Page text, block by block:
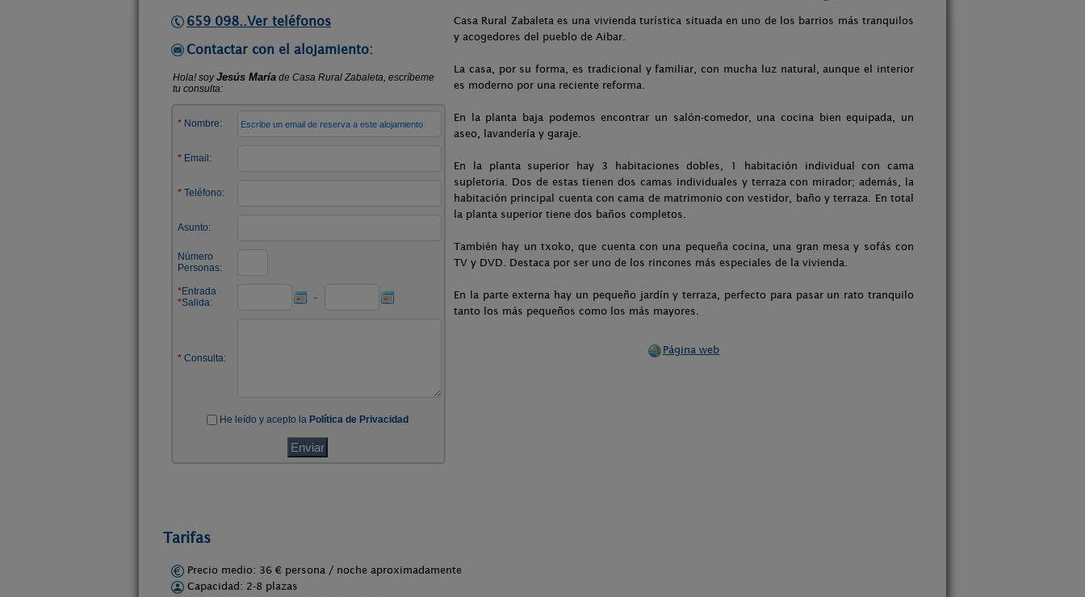
659 098..Ver teléfonos
Contactar con el alojamiento:
Casa Rural Zabaleta es una vivienda turística situada en uno de los barrios más tranquilos
y acogedores del pueblo de Aibar.
La casa, por su forma, es tradicional y familiar, con mucha luz natural, aunque el interior
es moderno por una reciente reforma.
En la planta baja podemos encontrar un salón-comedor, una cocina bien equipada, un
aseo, lavandería y garaje.
En la planta superior hay 3 habitaciones dobles, 1 habitación individual con cama
supletoria. Dos de estas tienen dos camas individuales y terraza con mirador; además, la
habitación principal cuenta con cama de matrimonio con vestidor, baño y terraza. En total
la planta superior tiene dos baños completos.
También hay un txoko, que cuenta con una pequeña cocina, una gran mesa y sofás con
TV y DVD. Destaca por ser uno de los rincones más especiales de la vivienda.
En la parte externa hay un pequeño jardín y terraza, perfecto para pasar un rato tranquilo
tanto los más pequeños como los más mayores.
Página web
Tarifas
Precio medio: 36 € persona / noche aproximadamente
Capacidad: 2-8 plazas